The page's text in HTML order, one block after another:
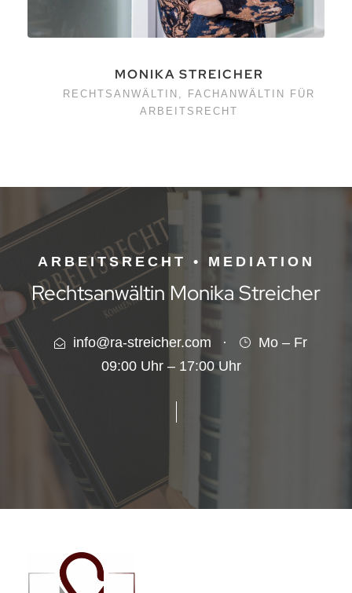
MONIKA STREICHER
RECHTSANWÄLTIN, FACHANWÄLTIN FÜR
ARBEITSRECHT
ARBEITSRECHT • MEDIATION
Rechtsanwältin Monika Streicher
info@ra-streicher.com ·
Mo – Fr
09:00 Uhr – 17:00 Uhr